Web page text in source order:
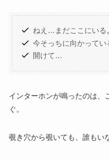
ねえ…まだここにい
今そっちに向かって
開けて…
インターホンが鳴ったのは、
ぐ。
覗き穴から覗いても、誰もい